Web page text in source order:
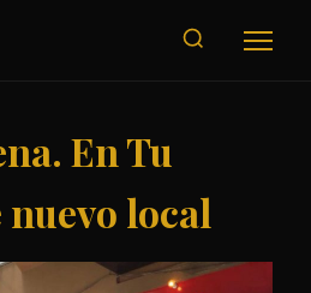
En Tu
nuevo local